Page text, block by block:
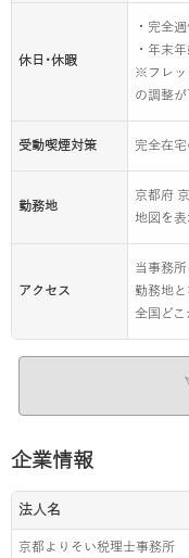
休日･休暇
・完全
・年末
※フレッ
の調整が
受動喫煙対策 完全在宅
勤務地
京都府
地図を
アクセス
当事務
勤務地と
全国どこ
企業情報
法人名
京都よりそい税理士事務所